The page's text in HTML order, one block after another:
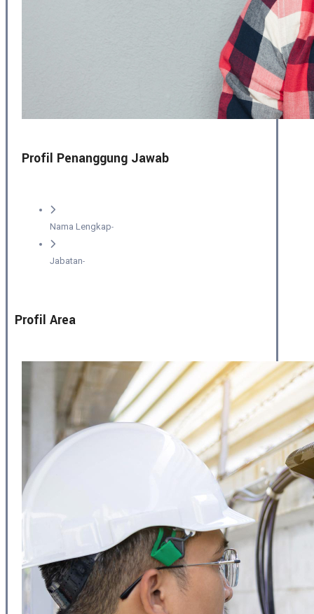
Profil Penanggung Jawab
Nama Lengkap-
Jabatan-
Profil Area